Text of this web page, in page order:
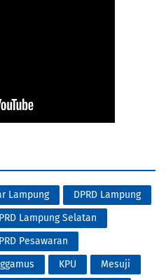
Lampung
DPRD Lampung
Lampung Selatan
Pesawaran
KPU
Mesuji